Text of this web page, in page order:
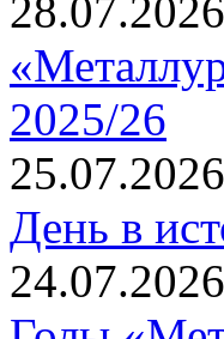
28.07.2026
2025/26
25.07.2026
День в
24.07.2026